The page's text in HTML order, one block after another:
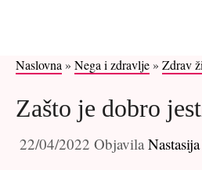
Naslovna » Nega i zdravlje» Zdrav
Zašto je dobro
22/04/2022 Objavila